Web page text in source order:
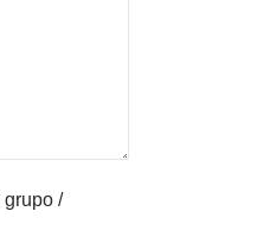
grupo /